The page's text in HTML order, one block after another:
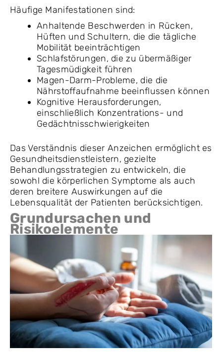
Häufige Manifestationen sind:
Anhaltende Beschwerden in Rücken,
Hüften und Schultern, die die tägliche
Mobilität beeinträchtigen
Schlafstörungen, die zu übermäßiger
Tagesmüdigkeit führen
Magen-Darm-Probleme, die die
Nährstoffaufnahme beeinflussen können
Kognitive Herausforderungen,
einschließlich Konzentrations- und
Gedächtnisschwierigkeiten
Das Verständnis dieser Anzeichen ermöglicht es
Gesundheitsdienstleistern, gezielte
Behandlungsstrategien zu entwickeln, die
sowohl die körperlichen Symptome als auch
deren breitere Auswirkungen auf die
Lebensqualität der Patienten berücksichtigen.
Grundursachen und
Risikoelemente